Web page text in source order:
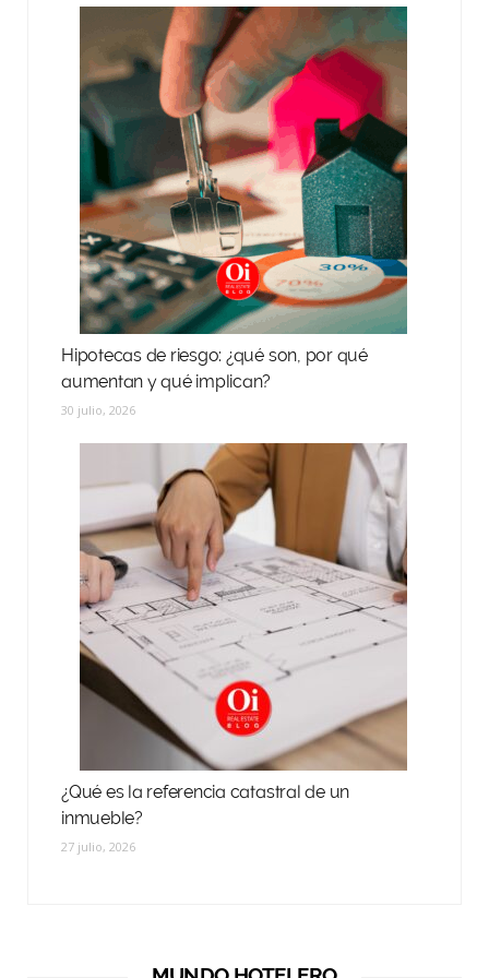
Hipotecas de riesgo: ¿qué son, por qué
aumentan y qué implican?
30 julio, 2026
¿Qué es la referencia catastral de un
inmueble?
27 julio, 2026